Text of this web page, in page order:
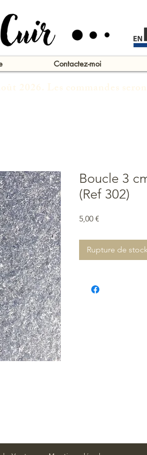
Contactez-moi
2026. Les commandes
Boucle 3
(Ref 302)
5,00 €
Rupture de